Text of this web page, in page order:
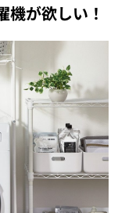
が欲しい！